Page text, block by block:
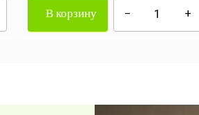
В корзину